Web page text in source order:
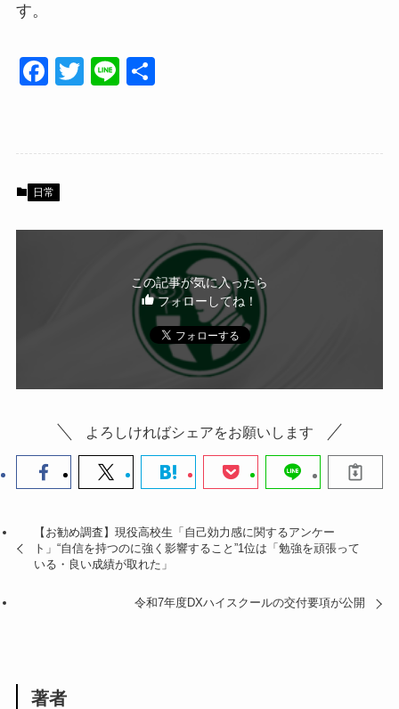
す。
F
e
b
T
er
Li
日常
この記事が気に入ったら
フォローしてね！
よろしければシェアをお願いします
【お勧め調査】現役高校生「自己効力感に関するアンケー
ト」“自信を持つのに強く影響すること”1位は「勉強を頑張って
いる・良い成績が取れた」
令和7年度DXハイスクールの交付要項が公開
著者